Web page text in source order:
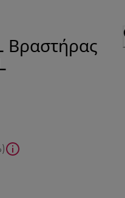
Βραστήρας
τιμή 129,90 €